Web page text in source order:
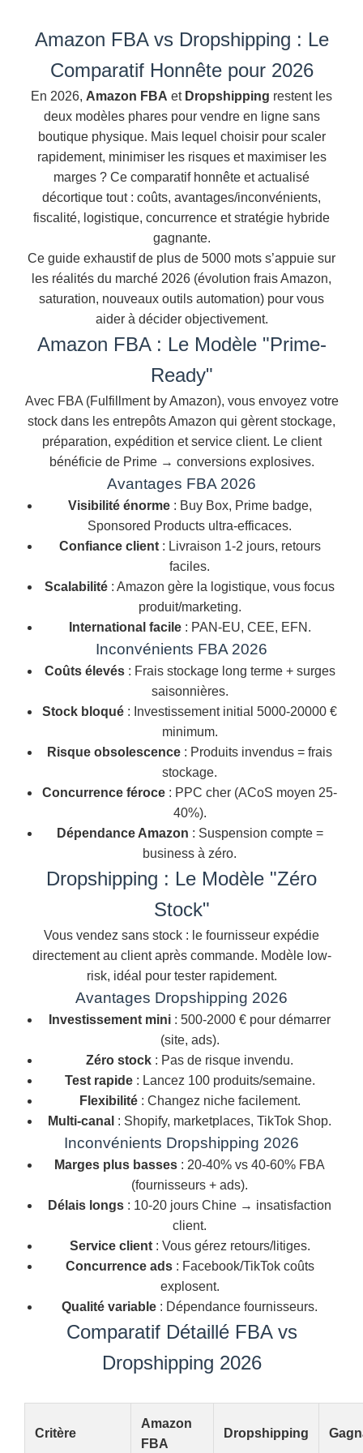
Amazon FBA vs Dropshipping : Le
Comparatif Honnête pour 2026
En 2026, Amazon FBA et Dropshipping restent les
deux modèles phares pour vendre en ligne sans
boutique physique. Mais lequel choisir pour scaler
rapidement, minimiser les risques et maximiser les
marges ? Ce comparatif honnête et actualisé
décortique tout : coûts, avantages/inconvénients,
fiscalité, logistique, concurrence et stratégie hybride
gagnante.
Ce guide exhaustif de plus de 5000 mots s’appuie sur
les réalités du marché 2026 (évolution frais Amazon,
saturation, nouveaux outils automation) pour vous
aider à décider objectivement.
Amazon FBA : Le Modèle "Prime-
Ready"
Avec FBA (Fulfillment by Amazon), vous envoyez votre
stock dans les entrepôts Amazon qui gèrent stockage,
préparation, expédition et service client. Le client
bénéficie de Prime → conversions explosives.
Avantages FBA 2026
Visibilité énorme: Buy Box, Prime badge,
Sponsored Products ultra-efficaces.
Confiance client: Livraison 1-2 jours, retours
faciles.
Scalabilité : Amazon gère la logistique, vous focus
produit/marketing.
International facile: PAN-EU, CEE, EFN.
Inconvénients FBA 2026
Coûts élevés: Frais stockage long terme + surges
saisonnières.
Stock bloqué : Investissement initial 5000-20000 €
minimum.
Risque obsolescence : Produits invendus = frais
stockage.
Concurrence féroce : PPC cher (ACoS moyen 25-
40%).
Dépendance Amazon : Suspension compte =
business à zéro.
Dropshipping : Le Modèle "Zéro
Stock"
Vous vendez sans stock : le fournisseur expédie
directement au client après commande. Modèle low-
risk, idéal pour tester rapidement.
Avantages Dropshipping 2026
Investissement mini : 500-2000 € pour démarrer
(site, ads).
Zéro stock : Pas de risque invendu.
Test rapide: Lancez 100 produits/semaine.
Flexibilité: Changez niche facilement.
Multi-canal : Shopify, marketplaces, TikTok Shop.
Inconvénients Dropshipping 2026
Marges plus basses : 20-40% vs 40-60% FBA
(fournisseurs + ads).
Délais longs : 10-20 jours Chine → insatisfaction
client.
Service client: Vous gérez retours/litiges.
Concurrence ads: Facebook/TikTok coûts
explosent.
Qualité variable : Dépendance fournisseurs.
Comparatif Détaillé FBA vs
Dropshipping 2026
Critère
Amazon
FBA
Dropshipping